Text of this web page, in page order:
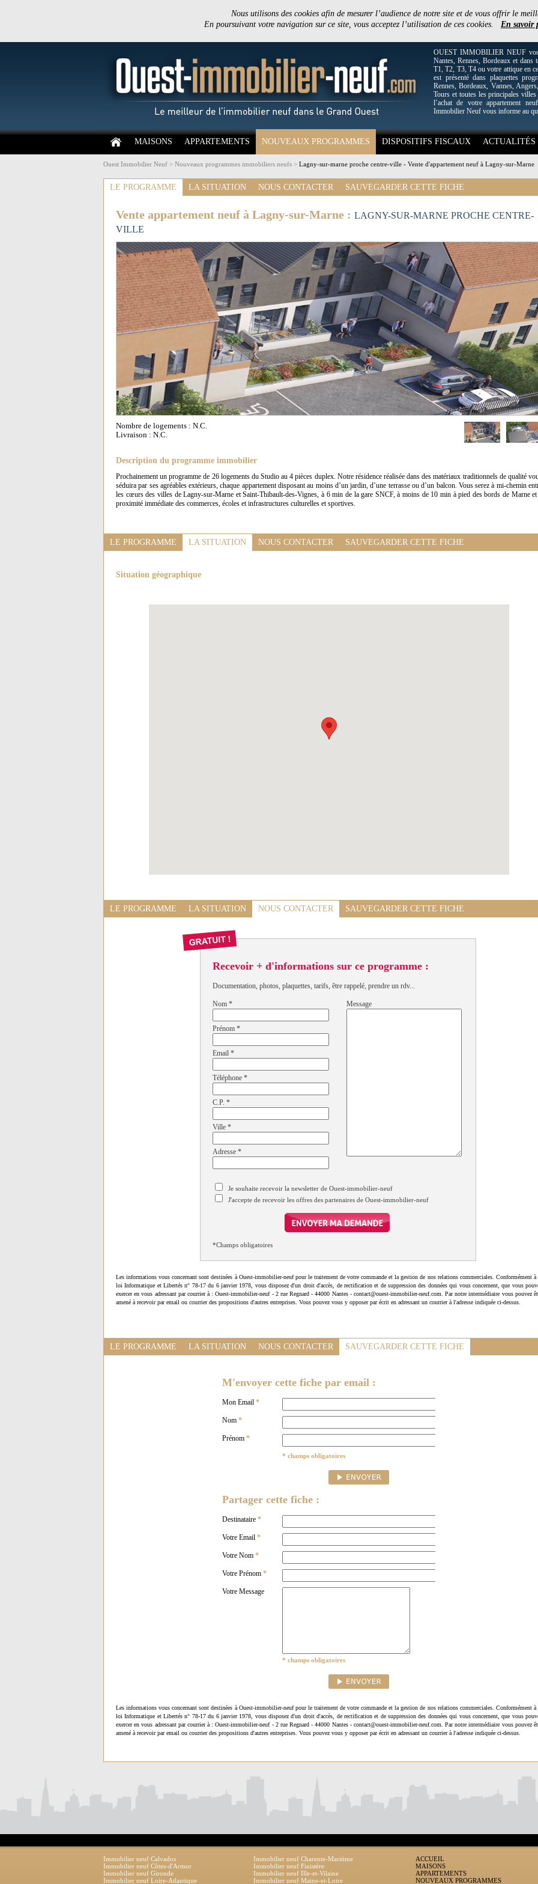
Nous utilisons des cookies afin de mesurer l’audience de notre site et de vous offrir le
En poursuivant votre navigation sur ce site, vous acceptez l’utilisation de ces cookies. En savoir
OUEST IMMOBILIER NEUF
Nantes, Rennes, Bordeaux et
T1, T2, T3, T4 ou votre attique en
est présenté dans plaquettes
Rennes, Bordeaux, Vannes,
Tours et toutes les principales
l’achat de votre appartement
Immobilier Neuf vous informe au
MAISONS APPARTEMENTS NOUVEAUX PROGRAMMES DISPOSITIFS FISCAUX ACTUALITÉS
Ouest Immobilier Neuf > Nouveaux programmes immobiliers neufs > Lagny-sur-marne proche centre-ville - Vente d'appartement neuf à Lagny-sur-Marne
LE PROGRAMME LA SITUATION NOUS CONTACTER SAUVEGARDER CETTE FICHE
Vente appartement neuf à Lagny-sur-Marne : LAGNY-SUR-MARNE PROCHE CENTRE-
VILLE
Nombre de logements : N.C.
Livraison : N.C.
Description du programme immobilier
Prochainement un programme de 26 logements du Studio au 4 pièces duplex. Notre résidence réalisée dans des matériaux traditionnels de qualité
séduira par ses agréables extérieurs, chaque appartement disposant au moins d’un jardin, d’une terrasse ou d’un balcon. Vous serez à mi-chemin
les cœurs des villes de Lagny-sur-Marne et Saint-Thibault-des-Vignes, à 6 min de la gare SNCF, à moins de 10 min à pied des bords de Marne et
proximité immédiate des commerces, écoles et infrastructures culturelles et sportives.
LE PROGRAMME LA SITUATION NOUS CONTACTER SAUVEGARDER CETTE FICHE
Situation géographique
LE PROGRAMME LA SITUATION NOUS CONTACTER SAUVEGARDER CETTE FICHE
Recevoir + d'informations sur ce programme :
Documentation, photos, plaquettes, tarifs, être rappelé, prendre un rdv...
Nom *
Prénom *
Email *
Téléphone *
C.P. *
Ville *
Adresse *
Message
Je souhaite recevoir la newsletter de Ouest-immobilier-neuf
J'accepte de recevoir les offres des partenaires de Ouest-immobilier-neuf
*Champs obligatoires
Les informations vous concernant sont destinées à Ouest-immobilier-neuf pour le traitement de votre commande et la gestion de nos relations commerciales. Conformément à
loi Informatique et Libertés n° 78-17 du 6 janvier 1978, vous disposez d'un droit d'accès, de rectification et de suppression des données qui vous concernent, que vous
exercer en vous adressant par courrier à : Ouest-immobilier-neuf - 2 rue Regnard - 44000 Nantes - contact@ouest-immobilier-neuf.com. Par notre intermédiaire vous pouvez
amené à recevoir par email ou courrier des propositions d'autres entreprises. Vous pouvez vous y opposer par écrit en adressant un courrier à l'adresse indiquée ci-dessus.
LE PROGRAMME LA SITUATION NOUS CONTACTER SAUVEGARDER CETTE FICHE
M'envoyer cette fiche par email :
Mon Email *
Nom *
Prénom *
* champs obligatoires
Partager cette fiche :
Destinataire *
Votre Email *
Votre Nom *
Votre Prénom *
Votre Message
* champs obligatoires
Les informations vous concernant sont destinées à Ouest-immobilier-neuf pour le traitement de votre commande et la gestion de nos relations commerciales. Conformément à
loi Informatique et Libertés n° 78-17 du 6 janvier 1978, vous disposez d'un droit d'accès, de rectification et de suppression des données qui vous concernent, que vous
exercer en vous adressant par courrier à : Ouest-immobilier-neuf - 2 rue Regnard - 44000 Nantes - contact@ouest-immobilier-neuf.com. Par notre intermédiaire vous pouvez
amené à recevoir par email ou courrier des propositions d'autres entreprises. Vous pouvez vous y opposer par écrit en adressant un courrier à l'adresse indiquée ci-dessus.
Immobilier neuf Calvados
Immobilier neuf Charente-Maritime
Immobilier neuf Côtes-d'Armor
Immobilier neuf Finistère
Immobilier neuf Gironde
Immobilier neuf Ille-et-Vilaine
Immobilier neuf Loire-Atlantique
Immobilier neuf Maine-et-Loire
ACCUEIL
MAISONS
APPARTEMENTS
NOUVEAUX PROGRAMMES